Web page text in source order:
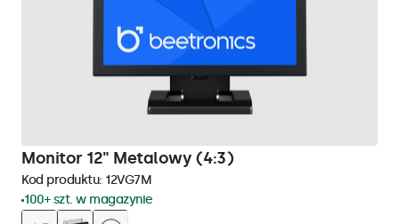
Monitor 12" Metalowy (4:3)
Kod produktu: 12VG7M
100+ szt. w magazynie